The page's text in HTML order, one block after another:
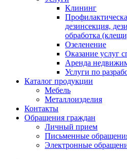
Клининг
дезинсекция,
обработка
Озеленение
Оказание услуг
Аренда
Услуги по
Каталог продукции
Мебель
Металлоизделия
Контакты
Обращения граждан
Личный прием
Письменные
Электронные